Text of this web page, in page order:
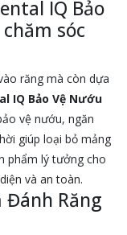
IQ Bảo
sóc
răng mà còn dựa
IQ Bảo Vệ Nướu
vệ nướu, ngăn
giúp loại bỏ mảng
phẩm lý tưởng cho
và an toàn.
Răng